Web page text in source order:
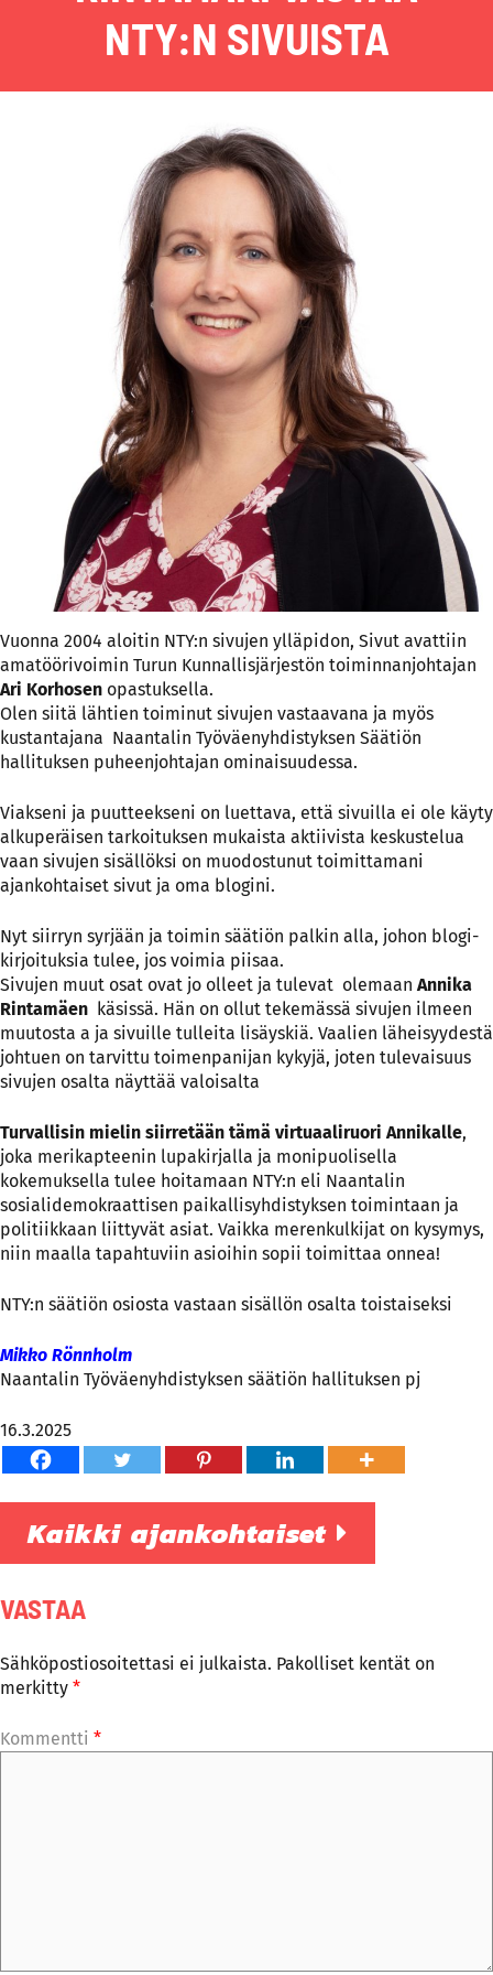
NTY:N SIVUISTA
Vuonna 2004 aloitin NTY:n sivujen ylläpidon, Sivut avattiin
amatöörivoimin Turun Kunnallisjärjestön toiminnanjohtajan
Ari Korhosen opastuksella.
Olen siitä lähtien toiminut sivujen vastaavana ja myös
kustantajana Naantalin Työväenyhdistyksen Säätiön
hallituksen puheenjohtajan ominaisuudessa.
Viakseni ja puutteekseni on luettava, että sivuilla ei ole käyty
alkuperäisen tarkoituksen mukaista aktiivista keskustelua
vaan sivujen sisällöksi on muodostunut toimittamani
ajankohtaiset sivut ja oma blogini.
Nyt siirryn syrjään ja toimin säätiön palkin alla, johon blogi-
kirjoituksia tulee, jos voimia piisaa.
Sivujen muut osat ovat jo olleet ja tulevat olemaan Annika
Rintamäen käsissä. Hän on ollut tekemässä sivujen ilmeen
muutosta a ja sivuille tulleita lisäyskiä. Vaalien läheisyydestä
johtuen on tarvittu toimenpanijan kykyjä, joten tulevaisuus
sivujen osalta näyttää valoisalta
Turvallisin mielin siirretään tämä virtuaaliruori Annikalle,
joka merikapteenin lupakirjalla ja monipuolisella
kokemuksella tulee hoitamaan NTY:n eli Naantalin
sosialidemokraattisen paikallisyhdistyksen toimintaan ja
politiikkaan liittyvät asiat. Vaikka merenkulkijat on kysymys,
niin maalla tapahtuviin asioihin sopii toimittaa onnea!
NTY:n säätiön osiosta vastaan sisällön osalta toistaiseksi
Mikko Rönnholm
Naantalin Työväenyhdistyksen säätiön hallituksen pj
16.3.2025
Kaikki ajankohtaiset
VASTAA
Sähköpostiosoitettasi ei julkaista. Pakolliset kentät on
merkitty *
Kommentti *